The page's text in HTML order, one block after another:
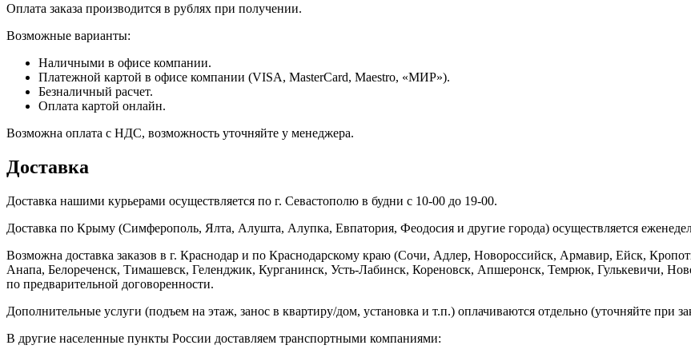
Оплата заказа производится в рублях при получении.
Возможные варианты:
Наличными в офисе компании.
Платежной картой в офисе компании (VISA, MasterCard, Maestro, «МИР»).
Безналичный расчет.
Оплата картой онлайн.
Возможна оплата с НДС, возможность уточняйте у менеджера.
Доставка
Доставка нашими курьерами осуществляется по г. Севастополю в будни с 10-00 до 19-00.
Доставка по Крыму (Симферополь, Ялта, Алушта, Алупка, Евпатория, Феодосия и другие города) осуществляется
Возможна доставка заказов в г. Краснодар и по Краснодарскому краю (Сочи, Адлер, Новороссийск, Армавир, Ейск,
Анапа, Белореченск, Тимашевск, Геленджик, Курганинск, Усть-Лабинск, Кореновск, Апшеронск, Темрюк, Гулькевичи,
по предварительной договоренности.
Дополнительные услуги (подъем на этаж, занос в квартиру/дом, установка и т.п.) оплачиваются отдельно (уточняйте при
В другие населенные пункты России доставляем транспортными компаниями: